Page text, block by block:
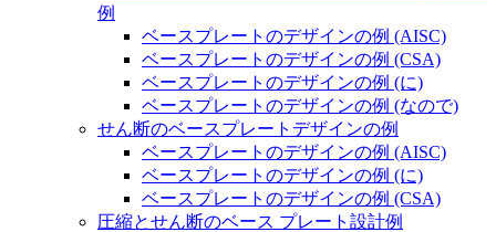
例
ベースプレートのデザインの例 (AISC)
ベースプレートのデザインの例 (CSA)
ベースプレートのデザインの例 (に)
ベースプレートのデザインの例 (なので)
せん断のベースプレートデザインの例
ベースプレートのデザインの例 (AISC)
ベースプレートのデザインの例 (に)
ベースプレートのデザインの例 (CSA)
圧縮とせん断のベース プレート設計例